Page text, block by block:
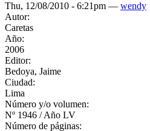
Thu, 12/08/2010 - 6:21pm — wendy
Autor:
Caretas
Año:
2006
Editor:
Bedoya, Jaime
Ciudad:
Lima
Número y/o volumen:
Nº 1946 / Año LV
Número de páginas: